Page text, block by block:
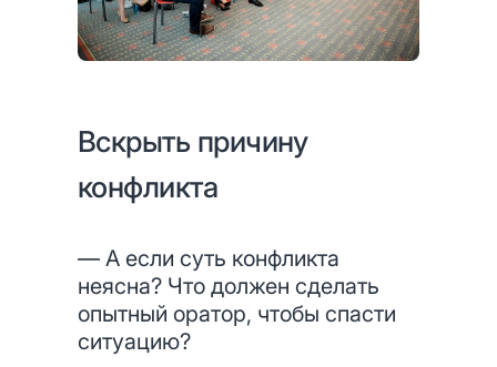
Вскрыть причину
конфликта
— А если суть конфликта
неясна? Что должен сделать
опытный оратор, чтобы спасти
ситуацию?